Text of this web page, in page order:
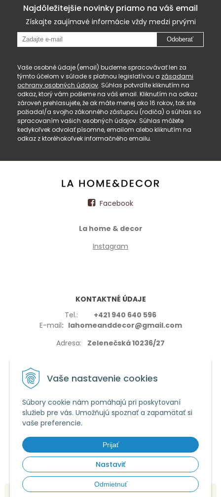
Vaše nastavenie cookies
Súbory cookie nám pomáhajú pri poskytovaní
služieb pre vás. Umožňujú spoznať a zapamätať si
vaše preferencie.
Prijať
Nastaviť
Odmietnuť
Najdôležitejšie novinky priamo na váš email
Získajte zaujímavé informácie vždy medzi prvými
Odoberať
Vaše osobné údaje (email) budeme spracovávať len za
týmto účelom v súlade s platnou legislatívou a zásadami
ochrany osobných údajov. Súhlas potvrdíte kliknutím na
odkaz, ktorý vám pošleme na váš email. Kliknutím na odkaz
zároveň prehlasujete, že ak máte menej ako 16 rokov, tak ste
požiadal/a svojho zákonného zástupcu (rodiča) o súhlas so
spracovaním vašich osobných údajov. Súhlas môžete
kedykoľvek odvolať písomne, emailom alebo kliknutím na
odkaz z ktoréhokoľvek informačného emailu.
Facebook
La home & decor
Instagram
KONTAKTNÉ ÚDAJE
Tel.: +421 940 640 596
E-mail: lahomeanddecor@gmail.com
Adresa: Zelenečská 10236/27
VŠETKO O NÁKUPE
Používanie cookies
Obchodné podmienky
© 2026 La home & decor •tvorba eshopu cez UNIobchod,webhosting